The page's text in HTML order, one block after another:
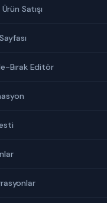
Satışı
Bırak Editör